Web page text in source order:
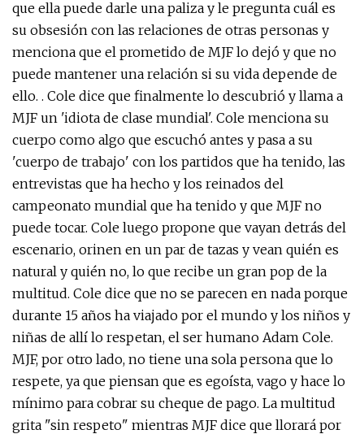
que ella puede darle una paliza y le pregunta cuál es
su obsesión con las relaciones de otras personas y
menciona que el prometido de MJF lo dejó y que no
puede mantener una relación si su vida depende de
ello. . Cole dice que finalmente lo descubrió y llama a
MJF un 'idiota de clase mundial'. Cole menciona su
cuerpo como algo que escuchó antes y pasa a su
'cuerpo de trabajo' con los partidos que ha tenido, las
entrevistas que ha hecho y los reinados del
campeonato mundial que ha tenido y que MJF no
puede tocar. Cole luego propone que vayan detrás del
escenario, orinen en un par de tazas y vean quién es
natural y quién no, lo que recibe un gran pop de la
multitud. Cole dice que no se parecen en nada porque
durante 15 años ha viajado por el mundo y los niños y
niñas de allí lo respetan, el ser humano Adam Cole.
MJF, por otro lado, no tiene una sola persona que lo
respete, ya que piensan que es egoísta, vago y hace lo
mínimo para cobrar su cheque de pago. La multitud
grita "sin respeto" mientras MJF dice que llorará por